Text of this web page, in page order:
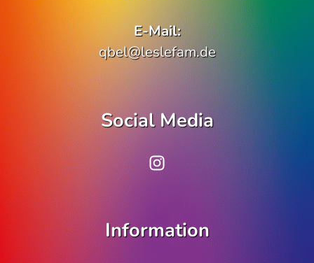
E-Mail:
qbel@leslefam.de
Social Media
Information